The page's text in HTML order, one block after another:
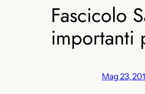
Fascicolo
importanti
Mag 23,